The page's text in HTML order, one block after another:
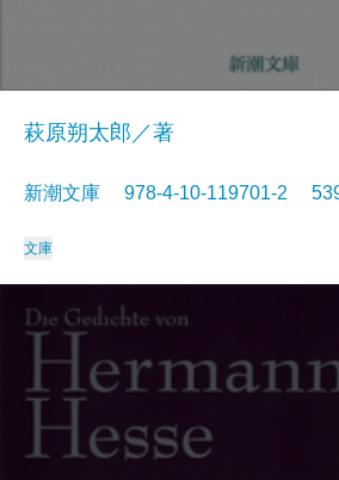
萩原朔太郎／著
新潮文庫 978-4-10-119701-2
文庫